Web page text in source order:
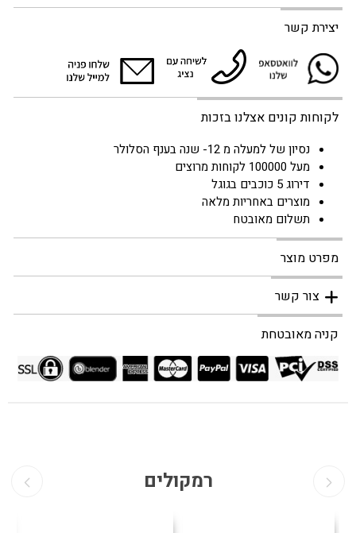
יצירת קשר
לקוחות קונים אצלנו בזכות
נסיון של למעלה מ 12- שנה בענף הסלולר
מעל 100000 לקוחות מרוצים
דירוג 5 כוכבים בגוגל
מוצרים באחריות מלאה
תשלום מאובטח
מפרט מוצר
צור קשר
קניה מאובטחת
רמקולים